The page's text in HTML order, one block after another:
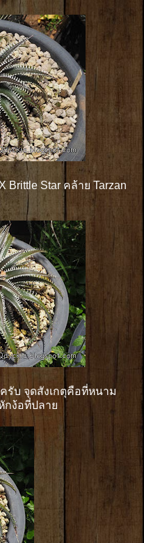
Brittle Star คล้าย Tarzan
บ จุดสังเกตุคือที่หนาม
กง้อที่ปลาย